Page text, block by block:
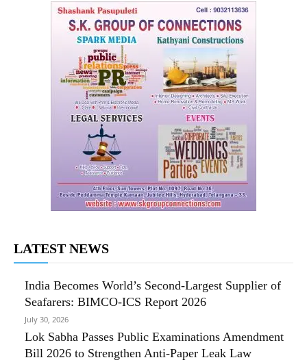
LATEST NEWS
India Becomes World’s Second-Largest Supplier of
Seafarers: BIMCO-ICS Report 2026
July 30, 2026
Lok Sabha Passes Public Examinations Amendment
Bill 2026 to Strengthen Anti-Paper Leak Law